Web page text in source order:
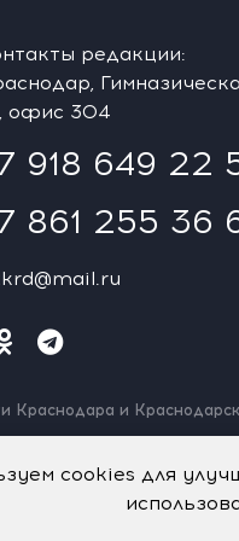
редакции:
офис 304
918 649 22
861 255 36
Краснодара и
Выделите и нажмите
cookies для